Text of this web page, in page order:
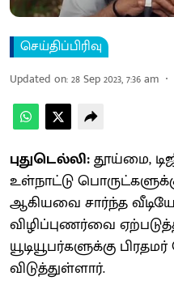
செய்திப்பிரிவு
Updated on:28 Sep 2023, 7:36 am
புதுடெல்லி:தூய்மை,
உள்நாட்டு
ஆகியவை சார்ந்த
விழிப்புணர்வை
யூடியூபர்களுக்கு
விடுத்துள்ளார்.